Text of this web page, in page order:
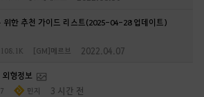
위한 추천 가이드 리스트(2025-04-28 업데이트)
108.1K [GM]메르브 2022.04.07
형정보
민지 3 시간 전